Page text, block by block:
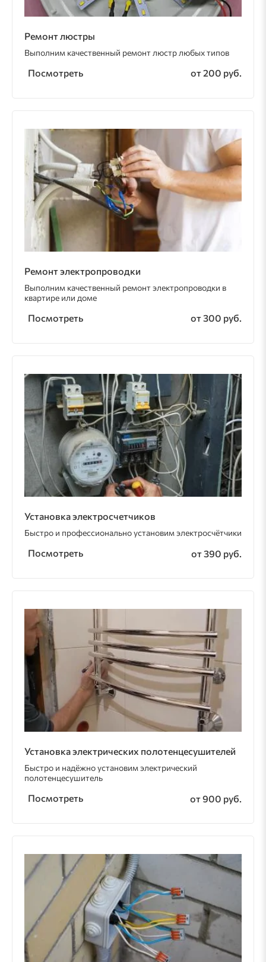
Ремонт люстры
Выполним качественный ремонт люстр любых типов
Посмотреть от 200 руб.
Ремонт электропроводки
Выполним качественный ремонт электропроводки в
квартире или доме
Посмотреть от 300 руб.
Установка электросчетчиков
Быстро и профессионально установим электросчётчики
Посмотреть от 390 руб.
Установка электрических полотенцесушителей
Быстро и надёжно установим электрический
полотенцесушитель
Посмотреть от 900 руб.